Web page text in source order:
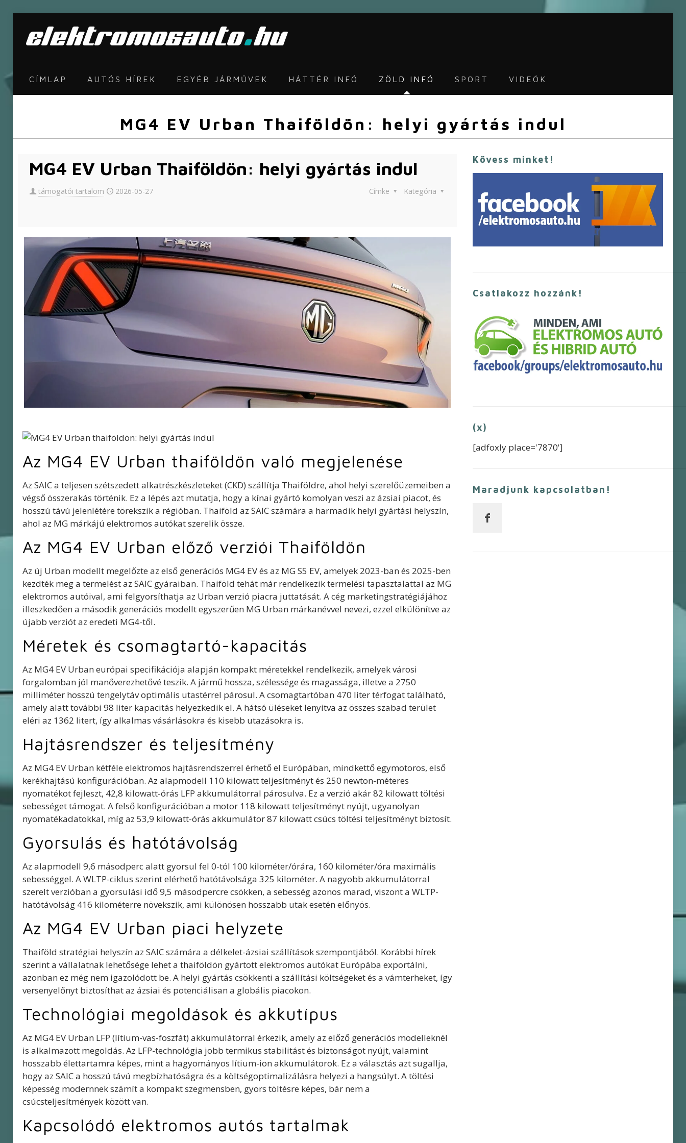
CÍMLAP AUTÓS HÍREK EGYÉB JÁRMŰVEK HÁTTÉR INFÓ ZÖLD INFÓ SPORT VIDEÓK
MG4 EV Urban Thaiföldön: helyi gyártás indul
MG4 EV Urban Thaiföldön: helyi gyártás indul
támogatói tartalom 2026-05-27 Kategória
Címke
Az MG4 EV Urban thaiföldön való megjelenése
Az SAIC a teljesen szétszedett alkatrészkészleteket (CKD) szállítja Thaiföldre, ahol helyi szerelőüzemeiben a
végső összerakás történik. Ez a lépés azt mutatja, hogy a kínai gyártó komolyan veszi az ázsiai piacot, és
hosszú távú jelenlétére törekszik a régióban. Thaiföld az SAIC számára a harmadik helyi gyártási helyszín,
ahol az MG márkájú elektromos autókat szerelik össze.
Az MG4 EV Urban előző verziói Thaiföldön
Az új Urban modellt megelőzte az első generációs MG4 EV és az MG S5 EV, amelyek 2023-ban és 2025-ben
kezdték meg a termelést az SAIC gyáraiban. Thaiföld tehát már rendelkezik termelési tapasztalattal az MG
elektromos autóival, ami felgyorsíthatja az Urban verzió piacra juttatását. A cég marketingstratégiájához
illeszkedően a második generációs modellt egyszerűen MG Urban márkanévvel nevezi, ezzel elkülönítve az
újabb verziót az eredeti MG4-től.
Méretek és csomagtartó-kapacitás
Az MG4 EV Urban európai specifikációja alapján kompakt méretekkel rendelkezik, amelyek városi
forgalomban jól manőverezhetővé teszik. A jármű hossza, szélessége és magassága, illetve a 2750
milliméter hosszú tengelytáv optimális utastérrel párosul. A csomagtartóban 470 liter térfogat található,
amely alatt további 98 liter kapacitás helyezkedik el. A hátsó üléseket lenyitva az összes szabad terület
eléri az 1362 litert, így alkalmas vásárlásokra és kisebb utazásokra is.
Hajtásrendszer és teljesítmény
Az MG4 EV Urban kétféle elektromos hajtásrendszerrel érhető el Európában, mindkettő egymotoros, első
kerékhajtású konfigurációban. Az alapmodell 110 kilowatt teljesítményt és 250 newton-méteres
nyomatékot fejleszt, 42,8 kilowatt-órás LFP akkumulátorral párosulva. Ez a verzió akár 82 kilowatt töltési
sebességet támogat. A felső konfigurációban a motor 118 kilowatt teljesítményt nyújt, ugyanolyan
nyomatékadatokkal, míg az 53,9 kilowatt-órás akkumulátor 87 kilowatt csúcs töltési teljesítményt biztosít.
Gyorsulás és hatótávolság
Az alapmodell 9,6 másodperc alatt gyorsul fel 0-tól 100 kilométer/órára, 160 kilométer/óra maximális
sebességgel. A WLTP-ciklus szerint elérhető hatótávolsága 325 kilométer. A nagyobb akkumulátorral
szerelt verzióban a gyorsulási idő 9,5 másodpercre csökken, a sebesség azonos marad, viszont a WLTP-
hatótávolság 416 kilométerre növekszik, ami különösen hosszabb utak esetén előnyös.
Az MG4 EV Urban piaci helyzete
Thaiföld stratégiai helyszín az SAIC számára a délkelet-ázsiai szállítások szempontjából. Korábbi hírek
szerint a vállalatnak lehetősége lehet a thaiföldön gyártott elektromos autókat Európába exportálni,
azonban ez még nem igazolódott be. A helyi gyártás csökkenti a szállítási költségeket és a vámterheket, így
versenyelőnyt biztosíthat az ázsiai és potenciálisan a globális piacokon.
Technológiai megoldások és akkutípus
Az MG4 EV Urban LFP (lítium-vas-foszfát) akkumulátorral érkezik, amely az előző generációs modelleknél
is alkalmazott megoldás. Az LFP-technológia jobb termikus stabilitást és biztonságot nyújt, valamint
hosszabb élettartamra képes, mint a hagyományos lítium-ion akkumulátorok. Ez a választás azt sugallja,
hogy az SAIC a hosszú távú megbízhatóságra és a költségoptimalizálásra helyezi a hangsúlyt. A töltési
képesség modernnek számít a kompakt szegmensben, gyors töltésre képes, bár nem a
csúcsteljesítmények között van.
Kapcsolódó elektromos autós tartalmak
Kövess minket!
Csatlakozz hozzánk!
(x)
[adfoxly place='7870']
Maradjunk kapcsolatban!